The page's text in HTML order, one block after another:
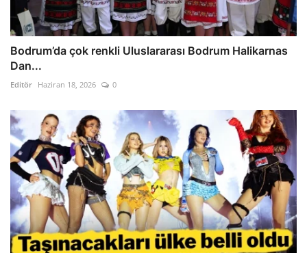
Bodrum’da çok renkli Uluslararası Bodrum Halikarnas
Dan...
Editör Haziran 18, 2026 0